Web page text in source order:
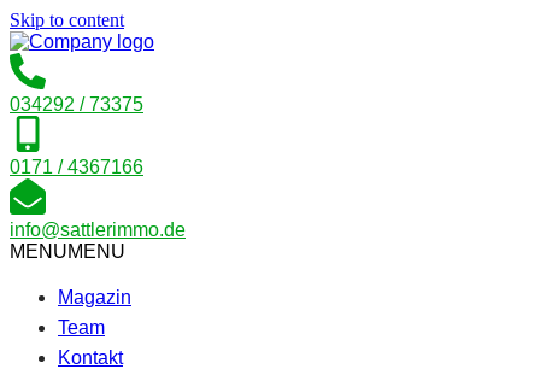
Skip to content
034292 / 73375
0171 / 4367166
info@sattlerimmo.de
MENUMENU
Magazin
Team
Kontakt